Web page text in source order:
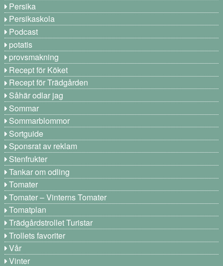
Persika
Persikaskola
Podcast
potatis
provsmakning
Recept för Köket
Recept för Trädgården
Såhär odlar jag
Sommar
Sommarblommor
Sortguide
Sponsrat av reklam
Stenfrukter
Tankar om odling
Tomater
Tomater – Vinterns Tomater
Tomatplan
Trädgårdstrollet Turistar
Trollets favoriter
Vår
Vinter